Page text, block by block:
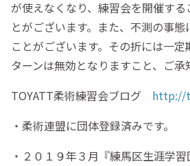
が使えなくなり、練習会を開催す
とがございます。また、不測の事
ことがございます。その折には一
ターンは無効となりますこと、ご承
TOYATT柔術練習会ブログ http://
・柔術連盟に団体登録済みです。
・２０１９年３月『練馬区生涯学